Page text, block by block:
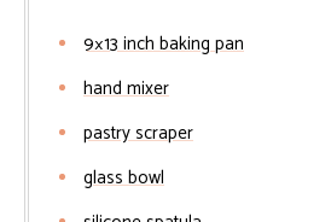
9×13 inch baking pan
hand mixer
pastry scraper
glass bowl